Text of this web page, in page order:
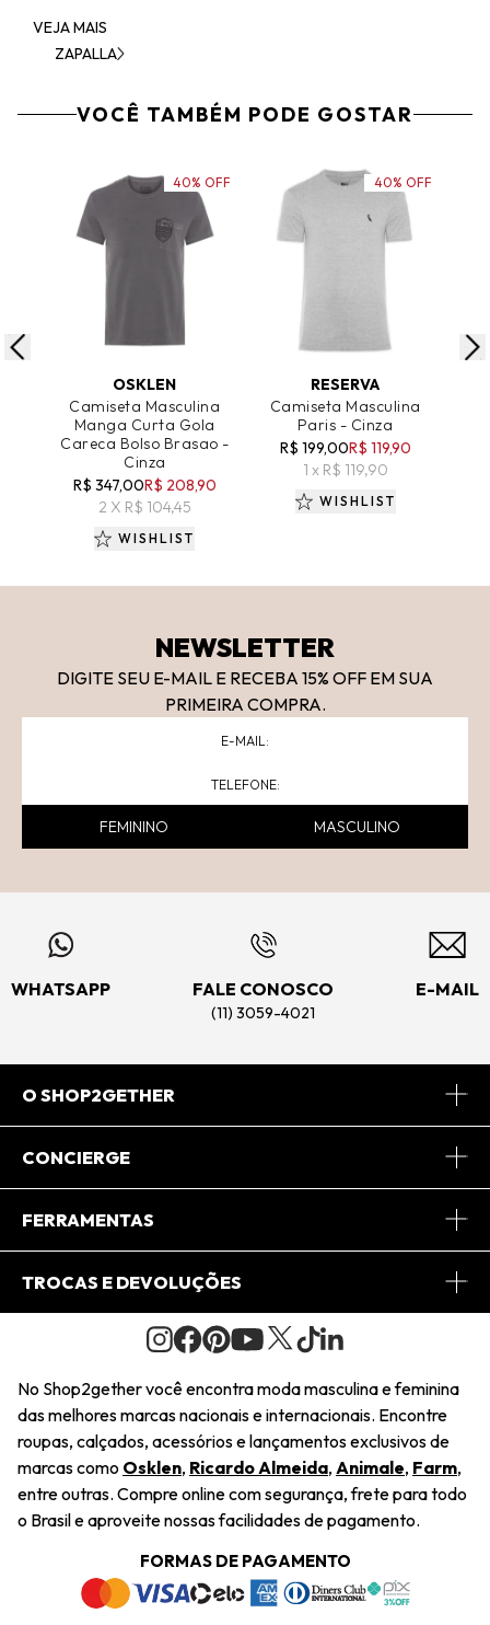
VEJA MAIS
ZAPALLA
VOCÊ TAMBÉM PODE GOSTAR
OSKLEN
Camiseta Masculina
Manga Curta Gola
Careca Bolso Brasao -
Cinza
R$ 347,00R$ 208,90
2 X R$ 104,45
40% OFF
WISHLIST
ADICIONAR AO CARRINHO
RESERVA
Camiseta Masculina
Paris - Cinza
R$ 199,00R$ 119,90
1 x R$ 119,90
40% OFF
WISHLIST
NEWSLETTER
DIGITE SEU E-MAIL E RECEBA 15% OFF EM SUA
PRIMEIRA COMPRA.
FEMININO MASCULINO
WHATSAPP FALE CONOSCO
(11) 3059-4021
E-MAIL
O SHOP2GETHER
Sobre Nós
Journal
Saiu na Mídia
Sustentabilidade
Navegando
Termos e Condições
CONCIERGE
Central de Relacionamento
Regulamento e Promoções
FERRAMENTAS
Minha Conta
Pedido de Presente
Wishlist
TROCAS E DEVOLUÇÕES
Condições Gerais
Troca Fácil
Restituição de Pagamento
Dúvidas Frequentes
Termos e Condições
Política de Privacidade
No Shop2gether você encontra moda masculina e feminina
das melhores marcas nacionais e internacionais. Encontre
roupas, calçados, acessórios e lançamentos exclusivos de
marcas como Osklen, Ricardo Almeida, Animale, Farm,
entre outras. Compre online com segurança, frete para todo
o Brasil e aproveite nossas facilidades de pagamento.
FORMAS DE PAGAMENTO